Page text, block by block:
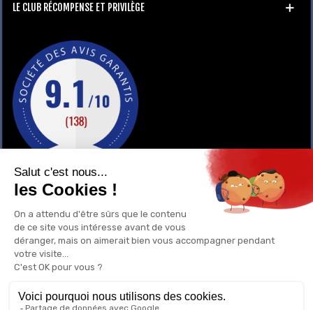
LE CLUB RÉCOMPENSE ET PRIVILÈGE
UN RENSEIGNEMENT ?